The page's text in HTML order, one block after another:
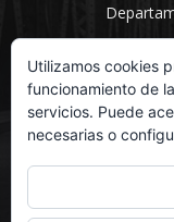
Utilizamos cookies
funcionamiento de
servicios. Puede
necesarias o